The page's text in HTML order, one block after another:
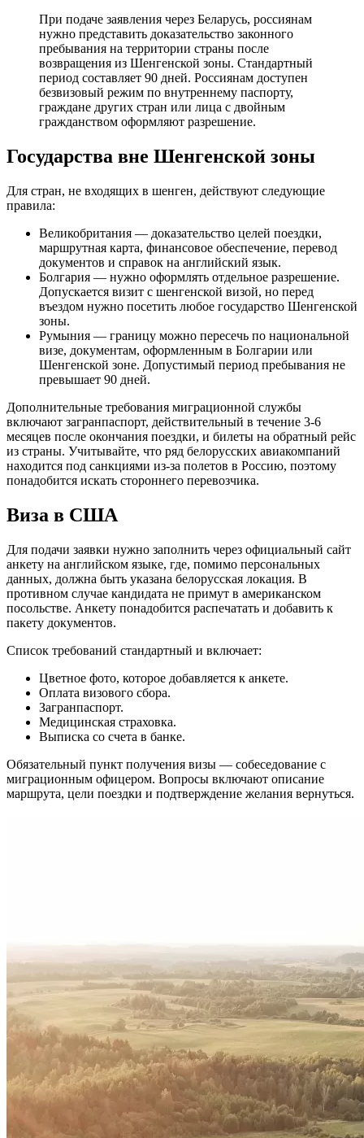
При подаче заявления через Беларусь, россиянам
нужно представить доказательство законного
пребывания на территории страны после
возвращения из Шенгенской зоны. Стандартный
период составляет 90 дней. Россиянам доступен
безвизовый режим по внутреннему паспорту,
граждане других стран или лица с двойным
гражданством оформляют разрешение.
Государства вне Шенгенской зоны
Для стран, не входящих в шенген, действуют следующие
правила:
Великобритания — доказательство целей поездки,
маршрутная карта, финансовое обеспечение, перевод
документов и справок на английский язык.
Болгария — нужно оформлять отдельное разрешение.
Допускается визит с шенгенской визой, но перед
въездом нужно посетить любое государство Шенгенской
зоны.
Румыния — границу можно пересечь по национальной
визе, документам, оформленным в Болгарии или
Шенгенской зоне. Допустимый период пребывания не
превышает 90 дней.
Дополнительные требования миграционной службы
включают загранпаспорт, действительный в течение 3-6
месяцев после окончания поездки, и билеты на обратный рейс
из страны. Учитывайте, что ряд белорусских авиакомпаний
находится под санкциями из-за полетов в Россию, поэтому
понадобится искать стороннего перевозчика.
Виза в США
Для подачи заявки нужно заполнить через официальный сайт
анкету на английском языке, где, помимо персональных
данных, должна быть указана белорусская локация. В
противном случае кандидата не примут в американском
посольстве. Анкету понадобится распечатать и добавить к
пакету документов.
Список требований стандартный и включает:
Цветное фото, которое добавляется к анкете.
Оплата визового сбора.
Загранпаспорт.
Медицинская страховка.
Выписка со счета в банке.
Обязательный пункт получения визы — собеседование с
миграционным офицером. Вопросы включают описание
маршрута, цели поездки и подтверждение желания вернуться.